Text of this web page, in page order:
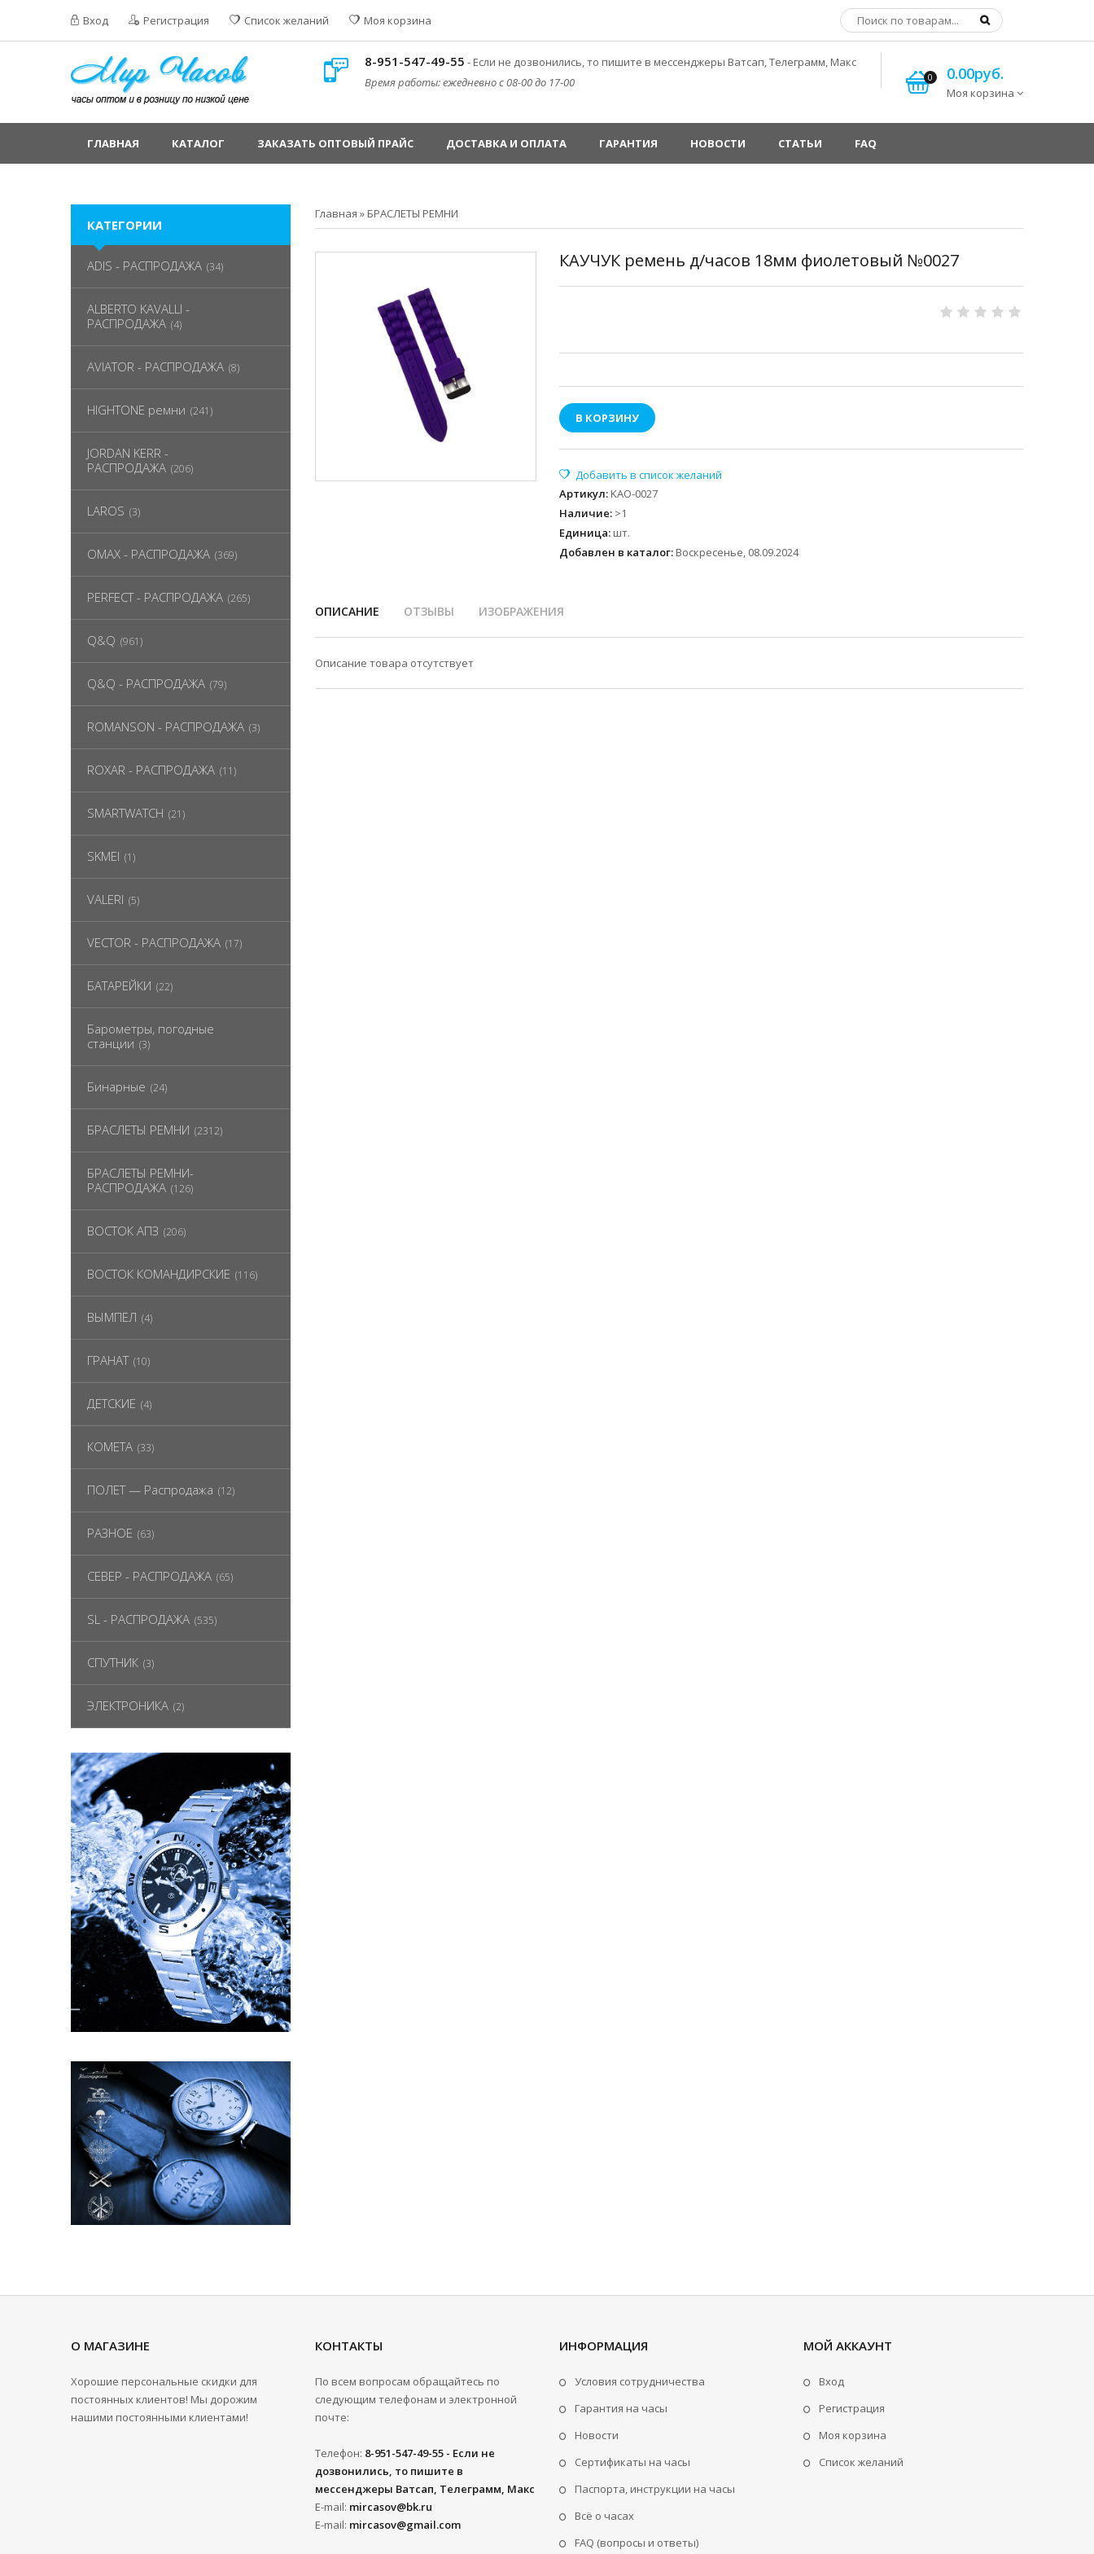
Вход Регистрация Список желаний Моя корзина
8-951-547-49-55 - Если не дозвонились, то пишите в мессенджеры Ватсап, Телеграмм, Макс
Время работы: ежедневно с 08-00 до 17-00
0 0.00руб.
Моя корзина
ГЛАВНАЯ КАТАЛОГ ЗАКАЗАТЬ ОПТОВЫЙ ПРАЙС ДОСТАВКА И ОПЛАТА ГАРАНТИЯ НОВОСТИ СТАТЬИ FAQ
Главная » БРАСЛЕТЫ РЕМНИ
КАУЧУК ремень д/часов 18мм фиолетовый №0027
В КОРЗИНУ
Артикул: KAO-0027
Наличие: >1
Единица: шт.
Добавлен в каталог: Воскресенье, 08.09.2024
ОПИСАНИЕ ОТЗЫВЫ ИЗОБРАЖЕНИЯ
Описание товара отсутствует
КАТЕГОРИИ
ADIS - РАСПРОДАЖА (34)
ALBERTO KAVALLI -
РАСПРОДАЖА (4)
AVIATOR - РАСПРОДАЖА (8)
HIGHTONE ремни (241)
JORDAN KERR -
РАСПРОДАЖА (206)
LAROS (3)
OMAX - РАСПРОДАЖА (369)
PERFECT - РАСПРОДАЖА (265)
Q&Q (961)
Q&Q - РАСПРОДАЖА (79)
ROMANSON - РАСПРОДАЖА (3)
ROXAR - РАСПРОДАЖА (11)
SMARTWATCH (21)
SKMEI (1)
VALERI (5)
VECTOR - РАСПРОДАЖА (17)
БАТАРЕЙКИ (22)
Барометры, погодные
станции (3)
Бинарные (24)
БРАСЛЕТЫ РЕМНИ (2312)
БРАСЛЕТЫ РЕМНИ-
РАСПРОДАЖА (126)
ВОСТОК АПЗ (206)
ВОСТОК КОМАНДИРСКИЕ (116)
ВЫМПЕЛ (4)
ГРАНАТ (10)
ДЕТСКИЕ (4)
КОМЕТА (33)
ПОЛЕТ — Распродажа (12)
РАЗНОЕ (63)
СЕВЕР - РАСПРОДАЖА (65)
SL - РАСПРОДАЖА (535)
СПУТНИК (3)
ЭЛЕКТРОНИКА (2)
О МАГАЗИНЕ
Хорошие персональные скидки для
постоянных клиентов! Мы дорожим
нашими постоянными клиентами!
КОНТАКТЫ
По всем вопросам обращайтесь по
следующим телефонам и электронной
почте:
Телефон: 8-951-547-49-55 - Если не
дозвонились, то пишите в
мессенджеры Ватсап, Телеграмм, Макс
E-mail: mircasov@bk.ru
E-mail: mircasov@gmail.com
ИНФОРМАЦИЯ
Условия сотрудничества
Гарантия на часы
Новости
Сертификаты на часы
Паспорта, инструкции на часы
Всё о часах
FAQ (вопросы и ответы)
МОЙ АККАУНТ
Вход
Регистрация
Моя корзина
Cписок желаний